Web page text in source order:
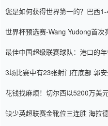
您是如何获得世界第一的？巴西
世界杯预选赛-Wang Yudong首次
最佳中国超级联赛球队：港口的
3场比赛中有23张射门在底部 郭
花钱找麻烦！切尔西以5200万美
缺少英超联赛金靴位三连胜 海拉